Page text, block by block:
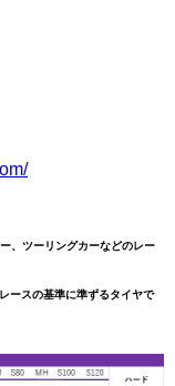
、ツーリングカーなどのレー
ースの基準に準ずるタイヤで